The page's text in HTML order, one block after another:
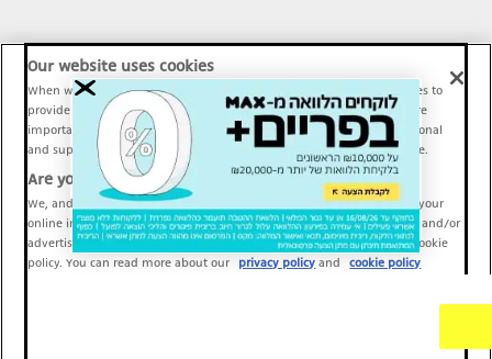
Our website uses cookies
When we provide Maariv, TMI and Sport1 content online, we use cookies to
provide social media features and to analyze our traffic. These tools are
important and necessary for our website functionality. Others are optional
and support Maariv, TMI and Sport1 activity and your online experience.
Are you happy to accept cookies?
We, and our partners, use information about your use of our site and your
online interactions to improve our services and to personalize content and/or
advertising for you. You can read more about our privacy policy and cookie
policy. You can read more about our
privacy policy and cookie policy